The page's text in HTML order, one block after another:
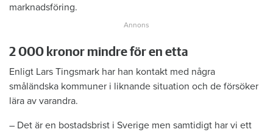
marknadsföring.
2 000 kronor mindre för en etta
Enligt Lars Tingsmark har han kontakt med några
småländska kommuner i liknande situation och de försöker
lära av varandra.
– Det är en bostadsbrist i Sverige men samtidigt har vi ett